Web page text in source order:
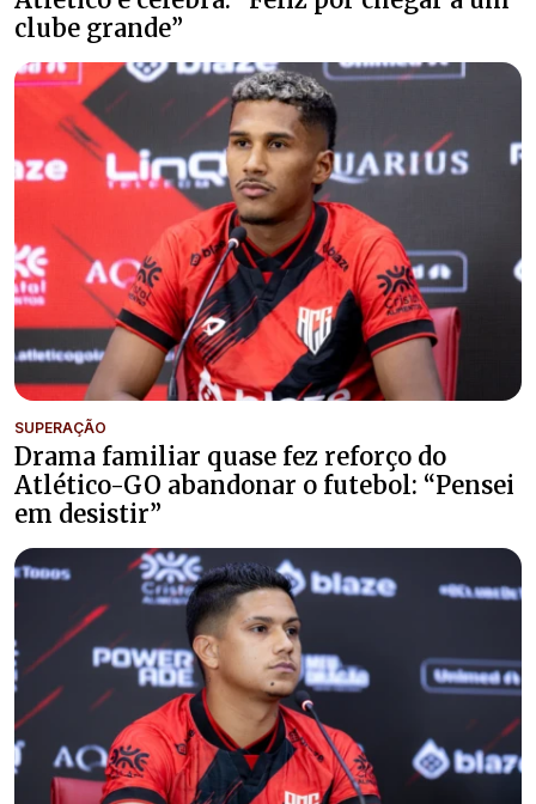
clube grande”
SUPERAÇÃO
Drama familiar quase fez reforço do
Atlético-GO abandonar o futebol: “Pensei
em desistir”